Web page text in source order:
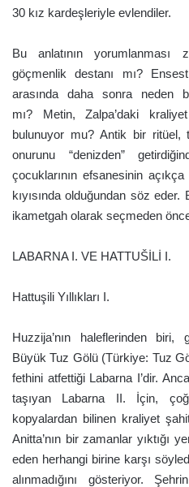
30 kız kardeşleriyle evlendiler.
Bu anlatının yorumlanması
göçmenlik destanı mı?
arasında daha sonra neden
mı? Metin, Zalpa’daki
bulunuyor mu? Antik bir ritüel,
onurunu “denizden”
çocuklarının efsanesinin
kıyısında olduğundan söz eder.
ikametgah olarak seçmeden
LABARNA I. VE HATTUŠİLİ I.
Hattuşili Yıllıkları I.
Huzzija’nın haleflerinden biri,
Büyük Tuz Gölü (Türkiye: Tuz
fethini atfettiği Labarna I’dir.
taşıyan Labarna II. İçin,
kopyalardan bilinen kraliyet
Anitta’nın bir zamanlar yıktığı
eden herhangi birine karşı
alınmadığını gösteriyor.